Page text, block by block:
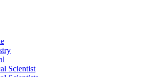
Scientist